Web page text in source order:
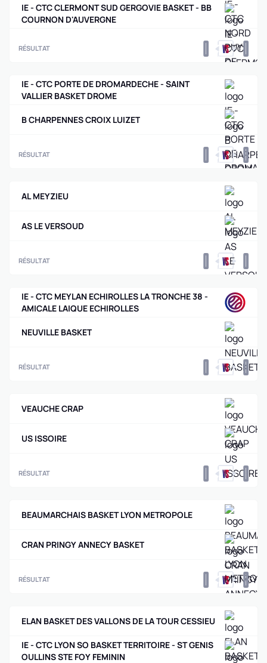
IE - CTC CLERMONT SUD GERGOVIE BASKET - BB
COURNON D'AUVERGNE
RÉSULTAT 0 0
IE - CTC PORTE DE DROMARDECHE - SAINT
VALLIER BASKET DROME
B CHARPENNES CROIX LUIZET
RÉSULTAT 0 0
AL MEYZIEU
AS LE VERSOUD
RÉSULTAT 0 0
IE - CTC MEYLAN ECHIROLLES LA TRONCHE 38 -
AMICALE LAIQUE ECHIROLLES
NEUVILLE BASKET
RÉSULTAT 0 0
VEAUCHE CRAP
US ISSOIRE
RÉSULTAT 0 0
BEAUMARCHAIS BASKET LYON METROPOLE
CRAN PRINGY ANNECY BASKET
RÉSULTAT 0 0
ELAN BASKET DES VALLONS DE LA TOUR CESSIEU
IE - CTC LYON SO BASKET TERRITOIRE - ST GENIS
OULLINS STE FOY FEMININ